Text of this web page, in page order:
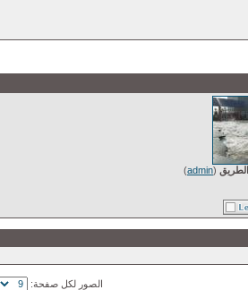
(
admin
)
الصور لكل صفحة: